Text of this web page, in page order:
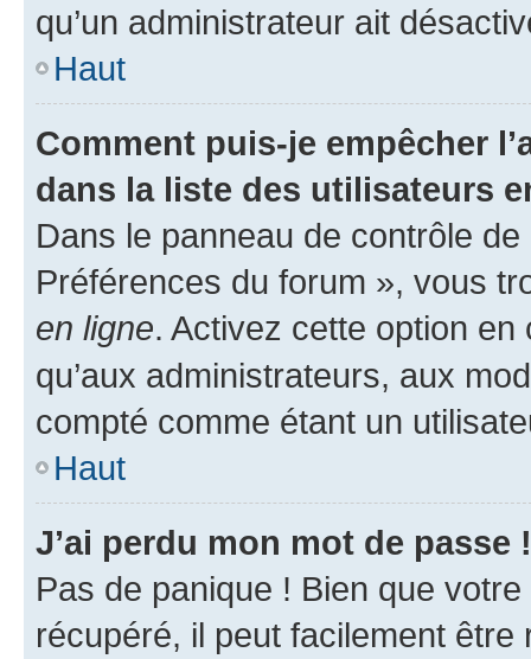
qu’un administrateur ait
Haut
Comment puis-je empêcher
dans la liste des utilisateurs
Dans le panneau de contrôle
Préférences du forum », vous
en ligne. Activez cette option
qu’aux administrateurs, aux
compté comme étant un
Haut
J’ai perdu mon mot de passe !
Pas de panique ! Bien que
récupéré, il peut facilement